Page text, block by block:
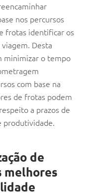
nos percursos
frotas identificar os
Desta
minimizar o tempo
com base na
de frotas podem
a prazos de
produtividade.
de
melhores